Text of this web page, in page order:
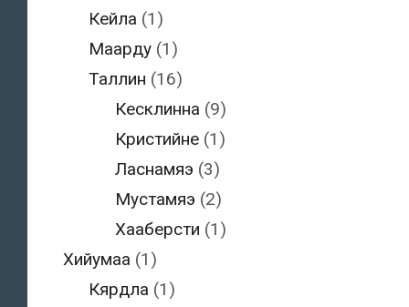
Кейла (1)
Маарду (1)
Таллин (16)
Кесклинна (9)
Кристийне(1)
Ласнамяэ (3)
Мустамяэ (2)
Хааберсти (1)
Хийумаа (1)
Кярдла (1)